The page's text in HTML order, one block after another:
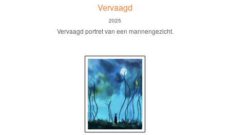
Vervaagd
2025
Vervaagd portret van een mannengezicht.